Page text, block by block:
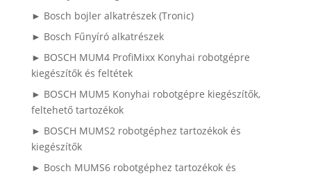
► Bosch bojler alkatrészek (Tronic)
► Bosch Fűnyíró alkatrészek
► BOSCH MUM4 ProfiMixx Konyhai robotgépre
kiegészítők és feltétek
► BOSCH MUM5 Konyhai robotgépre kiegészítők,
feltehető tartozékok
► BOSCH MUMS2 robotgéphez tartozékok és
kiegészítők
► Bosch MUMS6 robotgéphez tartozékok és